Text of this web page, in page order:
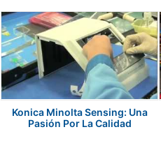
Konica Minolta Sensing: Una
Pasión Por La Calidad